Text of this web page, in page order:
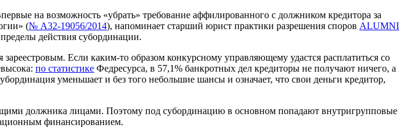
на возможность «убрать» требование аффилированного с должником кредитора за
(№ А32-19056/2014), напоминает старший юрист практики разрешения споров ALUMNI
действия субординации.
Если каким-то образом конкурсному управляющему удастся расплатиться со
по статистике Федресурса, в 57,1% банкротных дел кредиторы не получают ничего, а
уменьшает и без того небольшие шансы и означает, что свои деньги кредитор,
должника лицами. Поэтому под субординацию в основном попадают внутригрупповые
финансированием.